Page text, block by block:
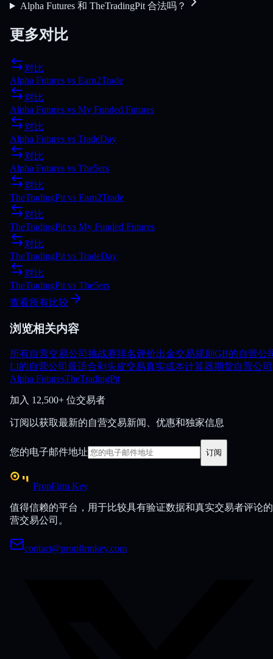
Alpha Futures 和 TheTradingPit 合法吗？
更多对比
对比
Alpha Futures vs Earn2Trade
对比
Alpha Futures vs My Funded Futures
对比
Alpha Futures vs TradeDay
对比
Alpha Futures vs The5ers
对比
TheTradingPit vs Earn2Trade
对比
TheTradingPit vs My Funded Futures
对比
TheTradingPit vs TradeDay
对比
TheTradingPit vs The5ers
查看所有比较
浏览相关内容
所有自营交易公司 挑战赛排名评价出金交易规则 GB的自营公
LI的自营公司 最适合剥头皮交易真实成本计算器期货自营公司
Alpha FuturesTheTradingPit
加入 12,500+ 位交易者
订阅以获取最新的自营交易新闻、优惠和独家信息
您的电子邮件地址 订阅
PropFirm Key
值得信赖的平台，用于比较具有验证数据和真实交易者评论
营交易公司。
contact@propfirmkey.com